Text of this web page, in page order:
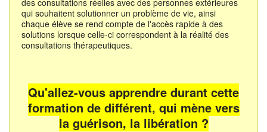
des consultations réelles avec des personnes extérieures
qui souhaitent solutionner un problème de vie, ainsi
chaque élève se rend compte de l'accès rapide à des
solutions lorsque celle-ci correspondent à la réalité des
consultations thérapeutiques.
Qu'allez-vous apprendre durant cette
formation de différent, qui mène vers
la guérison, la libération ?